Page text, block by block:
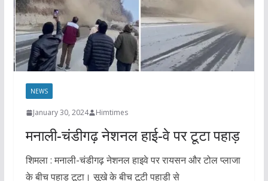
NEWS
January 30, 2024 Himtimes
मनाली-चंडीगढ़ नेशनल हाई-वे पर टूटा पहाड़
शिमला : मनाली-चंडीगढ़ नेशनल हाइवे पर रायसन और टोल प्लाजा
के बीच पहाड़ टूटा। सूखे के बीच टूटी पहाड़ी से